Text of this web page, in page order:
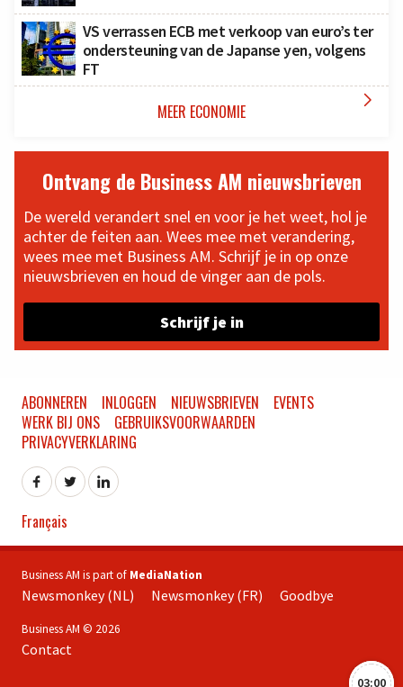
VS verrassen ECB met verkoop van euro’s ter
ondersteuning van de Japanse yen, volgens
FT
MEER ECONOMIE 
Ontvang de Business AM nieuwsbrieven
De wereld verandert snel en voor je het weet, hol je
achter de feiten aan. Wees mee met verandering,
wees mee met Business AM. Schrijf je in op onze
nieuwsbrieven en houd de vinger aan de pols.
Schrijf je in
03:00
ABONNEREN INLOGGEN NIEUWSBRIEVEN
EVENTS
WERK BIJ ONS
GEBRUIKSVOORWAARDEN
PRIVACYVERKLARING
Français
Business AM is part of MediaNation
Newsmonkey (NL) Newsmonkey (FR) Goodbye
Business AM © 2026
Contact